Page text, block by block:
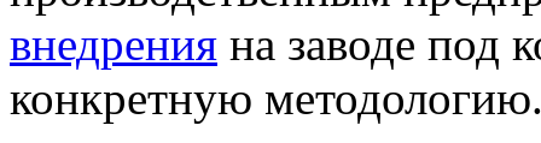
внедрения на заводе под
конкретную